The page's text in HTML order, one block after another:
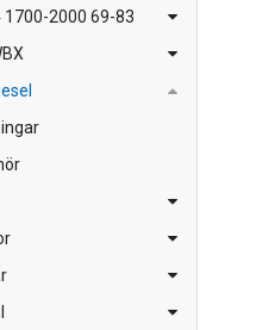
2000 69-83